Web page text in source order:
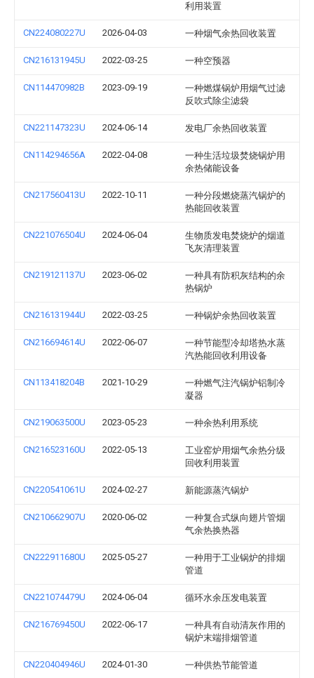
利用装置
CN224080227U 2026-04-03 一种烟气余热回收装置
CN216131945U 2022-03-25 一种空预器
CN114470982B 2023-09-19
一种燃煤锅炉用烟气过滤
反吹式除尘滤袋
CN221147323U 2024-06-14 发电厂余热回收装置
CN114294656A 2022-04-08
一种生活垃圾焚烧锅炉用
余热储能设备
CN217560413U 2022-10-11
一种分段燃烧蒸汽锅炉的
热能回收装置
CN221076504U 2024-06-04
生物质发电焚烧炉的烟道
飞灰清理装置
CN219121137U 2023-06-02
一种具有防积灰结构的余
热锅炉
CN216131944U 2022-03-25 一种锅炉余热回收装置
CN216694614U 2022-06-07
一种节能型冷却塔热水蒸
汽热能回收利用设备
CN113418204B 2021-10-29
一种燃气注汽锅炉铝制冷
凝器
CN219063500U 2023-05-23 一种余热利用系统
CN216523160U 2022-05-13
工业窑炉用烟气余热分级
回收利用装置
CN220541061U 2024-02-27 新能源蒸汽锅炉
CN210662907U 2020-06-02
一种复合式纵向翅片管烟
气余热换热器
CN222911680U 2025-05-27
一种用于工业锅炉的排烟
管道
CN221074479U 2024-06-04 循环水余压发电装置
CN216769450U 2022-06-17
一种具有自动清灰作用的
锅炉末端排烟管道
CN220404946U 2024-01-30 一种供热节能管道